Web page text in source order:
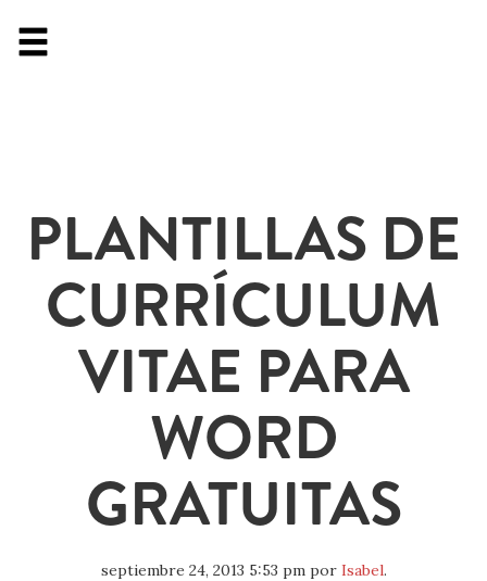
PLANTILLAS DE
CURRÍCULUM
VITAE PARA
WORD
GRATUITAS
septiembre 24, 2013 5:53 pmpor Isabel.